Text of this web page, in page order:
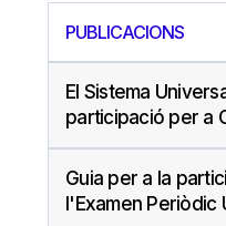
PUBLICACIONS
El Sistema
participació per a
Guia per a la
l'Examen Periòdic